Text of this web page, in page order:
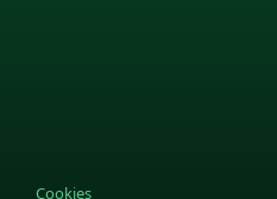
Cookies